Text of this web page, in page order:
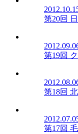
第20回
第19回
第18回
第17回